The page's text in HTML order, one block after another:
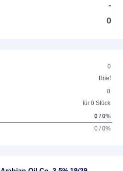
-
0
0
Brief
0
für 0 Stück
0 / 0%
0 / 0%